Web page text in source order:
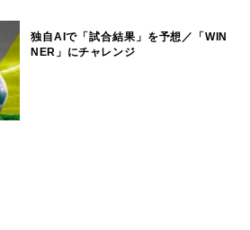
独自AIで「試合結果」を予想／「WIN
NER」にチャレンジ